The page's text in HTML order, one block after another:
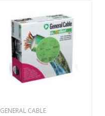
GENERAL CABLE